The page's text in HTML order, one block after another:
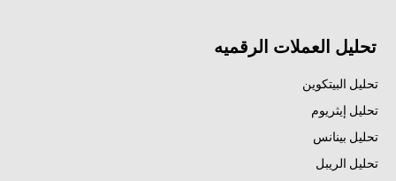
تحليل العملات الرقميه
تحليل البيتكوين
تحليل إيثريوم
تحليل بينانس
تحليل الريبل